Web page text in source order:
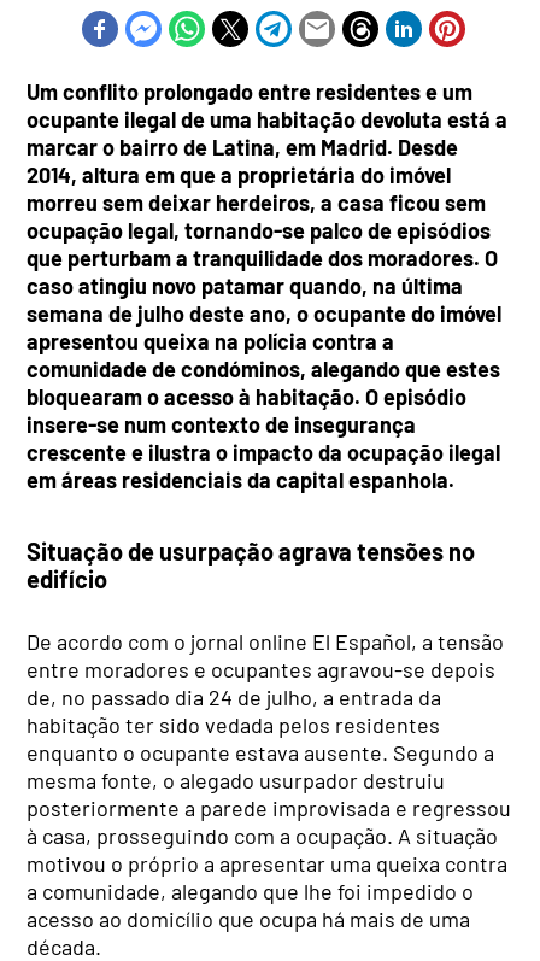
Um conflito prolongado entre residentes e um
ocupante ilegal de uma habitação devoluta está a
marcar o bairro de Latina, em Madrid. Desde
2014, altura em que a proprietária do imóvel
morreu sem deixar herdeiros, a casa ficou sem
ocupação legal, tornando-se palco de episódios
que perturbam a tranquilidade dos moradores. O
caso atingiu novo patamar quando, na última
semana de julho deste ano, o ocupante do imóvel
apresentou queixa na polícia contra a
comunidade de condóminos, alegando que estes
bloquearam o acesso à habitação. O episódio
insere-se num contexto de insegurança
crescente e ilustra o impacto da ocupação ilegal
em áreas residenciais da capital espanhola.
Situação de usurpação agrava tensões no
edifício
De acordo com o jornal online El Español, a tensão
entre moradores e ocupantes agravou-se depois
de, no passado dia 24 de julho, a entrada da
habitação ter sido vedada pelos residentes
enquanto o ocupante estava ausente. Segundo a
mesma fonte, o alegado usurpador destruiu
posteriormente a parede improvisada e regressou
à casa, prosseguindo com a ocupação. A situação
motivou o próprio a apresentar uma queixa contra
a comunidade, alegando que lhe foi impedido o
acesso ao domicílio que ocupa há mais de uma
década.